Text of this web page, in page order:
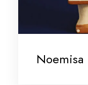
Noemisa